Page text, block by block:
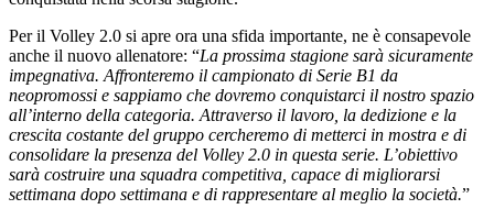
Per il Volley 2.0 si apre ora una sfida importante, ne è consapevole
anche il nuovo allenatore: “La prossima stagione sarà sicuramente
impegnativa. Affronteremo il campionato di Serie B1 da
neopromossi e sappiamo che dovremo conquistarci il nostro spazio
all’interno della categoria. Attraverso il lavoro, la dedizione e la
crescita costante del gruppo cercheremo di metterci in mostra e di
consolidare la presenza del Volley 2.0 in questa serie. L’obiettivo
sarà costruire una squadra competitiva, capace di migliorarsi
settimana dopo settimana e di rappresentare al meglio la società.”